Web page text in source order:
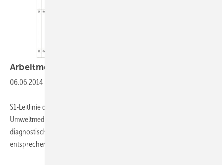
Arbeitmedizinische Leitlinie
06.06.2014
S1-Leitlinie der Deutschen Gesellschaft für Arbeitsmedizin und
Umweltmedizin (DGAUM) - Die in dieser Leitlinie vorgeschlagenen
diagnostischen Maßnahmen sind medizinisch notwendig und
entsprechen dem allgemein anerkannten Stand der Wissenschaft.